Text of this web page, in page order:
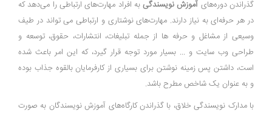
گذراندن دوره‌های آموزش نویسندگیبه افراد مهارت‌های ارتباطی را می‌دهد که
در هر حرفه‌ای به نیاز دارند. مهارت‌های نوشتاری و ارتباطی می تواند در طیف
وسیعی از مشاغل و حرفه ها از جمله تبلیغات، انتشارات، حقوق، توسعه و
طراحی وب سایت و ... بسیار مورد توجه قرار گیرد، که این امر باعث شده
است، داشتن پس زمینه نوشتن برای بسیاری از کارفرمایان بالقوه جذاب بوده
و به عنوان یک شاخص مطرح باشد.
با مدارک نویسندگی خلاق، با گذراندن کارگاه‌های آموزش نویسندگان به صورت